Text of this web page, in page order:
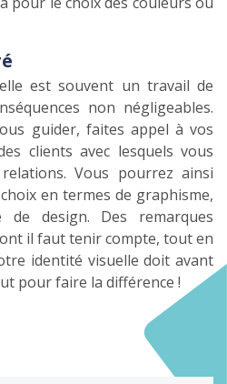
est souvent un travail de
non négligeables.
guider, faites appel à vos
clients avec lesquels vous
Vous pourrez ainsi
en termes de graphisme,
design. Des remarques
il faut tenir compte, tout en
identité visuelle doit avant
pour faire la différence !